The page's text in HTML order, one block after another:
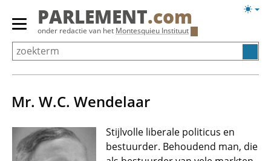
Overslaan
Primair
menu
tonen/verbergen
PARLEMENT.com
onder redactie van het Montesquieu Instituut
Mr. W.C. Wendelaar
Stijlvolle liberale politicus en
bestuurder. Behoudend man, die